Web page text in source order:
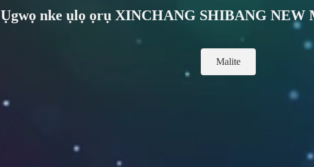
Ụgwọ nke ụlọ ọrụ XINCHANG SHIBANG NEW
Malite